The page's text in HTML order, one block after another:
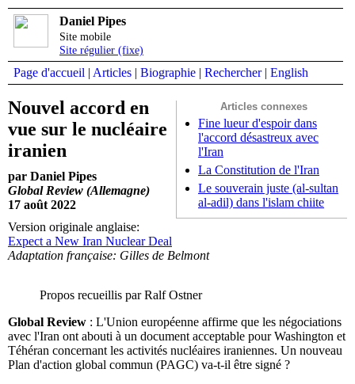
Daniel Pipes
Site mobile
Site régulier (fixe)
Page d'accueil | Articles | Biographie | Rechercher| English
Articles connexes
Fine lueur d'espoir dans
l'accord désastreux avec
l'Iran
La Constitution de l'Iran
Le souverain juste (al-sultan
al-adil) dans l'islam chiite
Nouvel accord en
vue sur le nucléaire
iranien
par Daniel Pipes
Global Review (Allemagne)
17 août 2022
Version originale anglaise:
Expect a New Iran Nuclear Deal
Adaptation française: Gilles de Belmont
Propos recueillis par Ralf Ostner
Global Review : L'Union européenne affirme que les négociations
avec l'Iran ont abouti à un document acceptable pour Washington et
Téhéran concernant les activités nucléaires iraniennes. Un nouveau
Plan d'action global commun (PAGC) va-t-il être signé ?